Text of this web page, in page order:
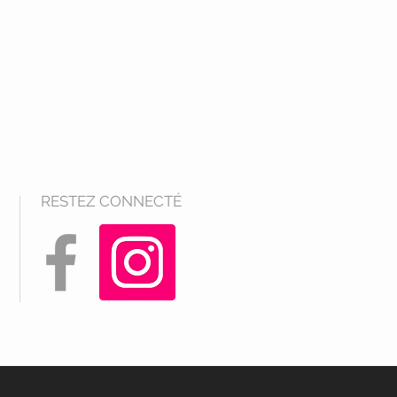
RESTEZ CONNECTÉ